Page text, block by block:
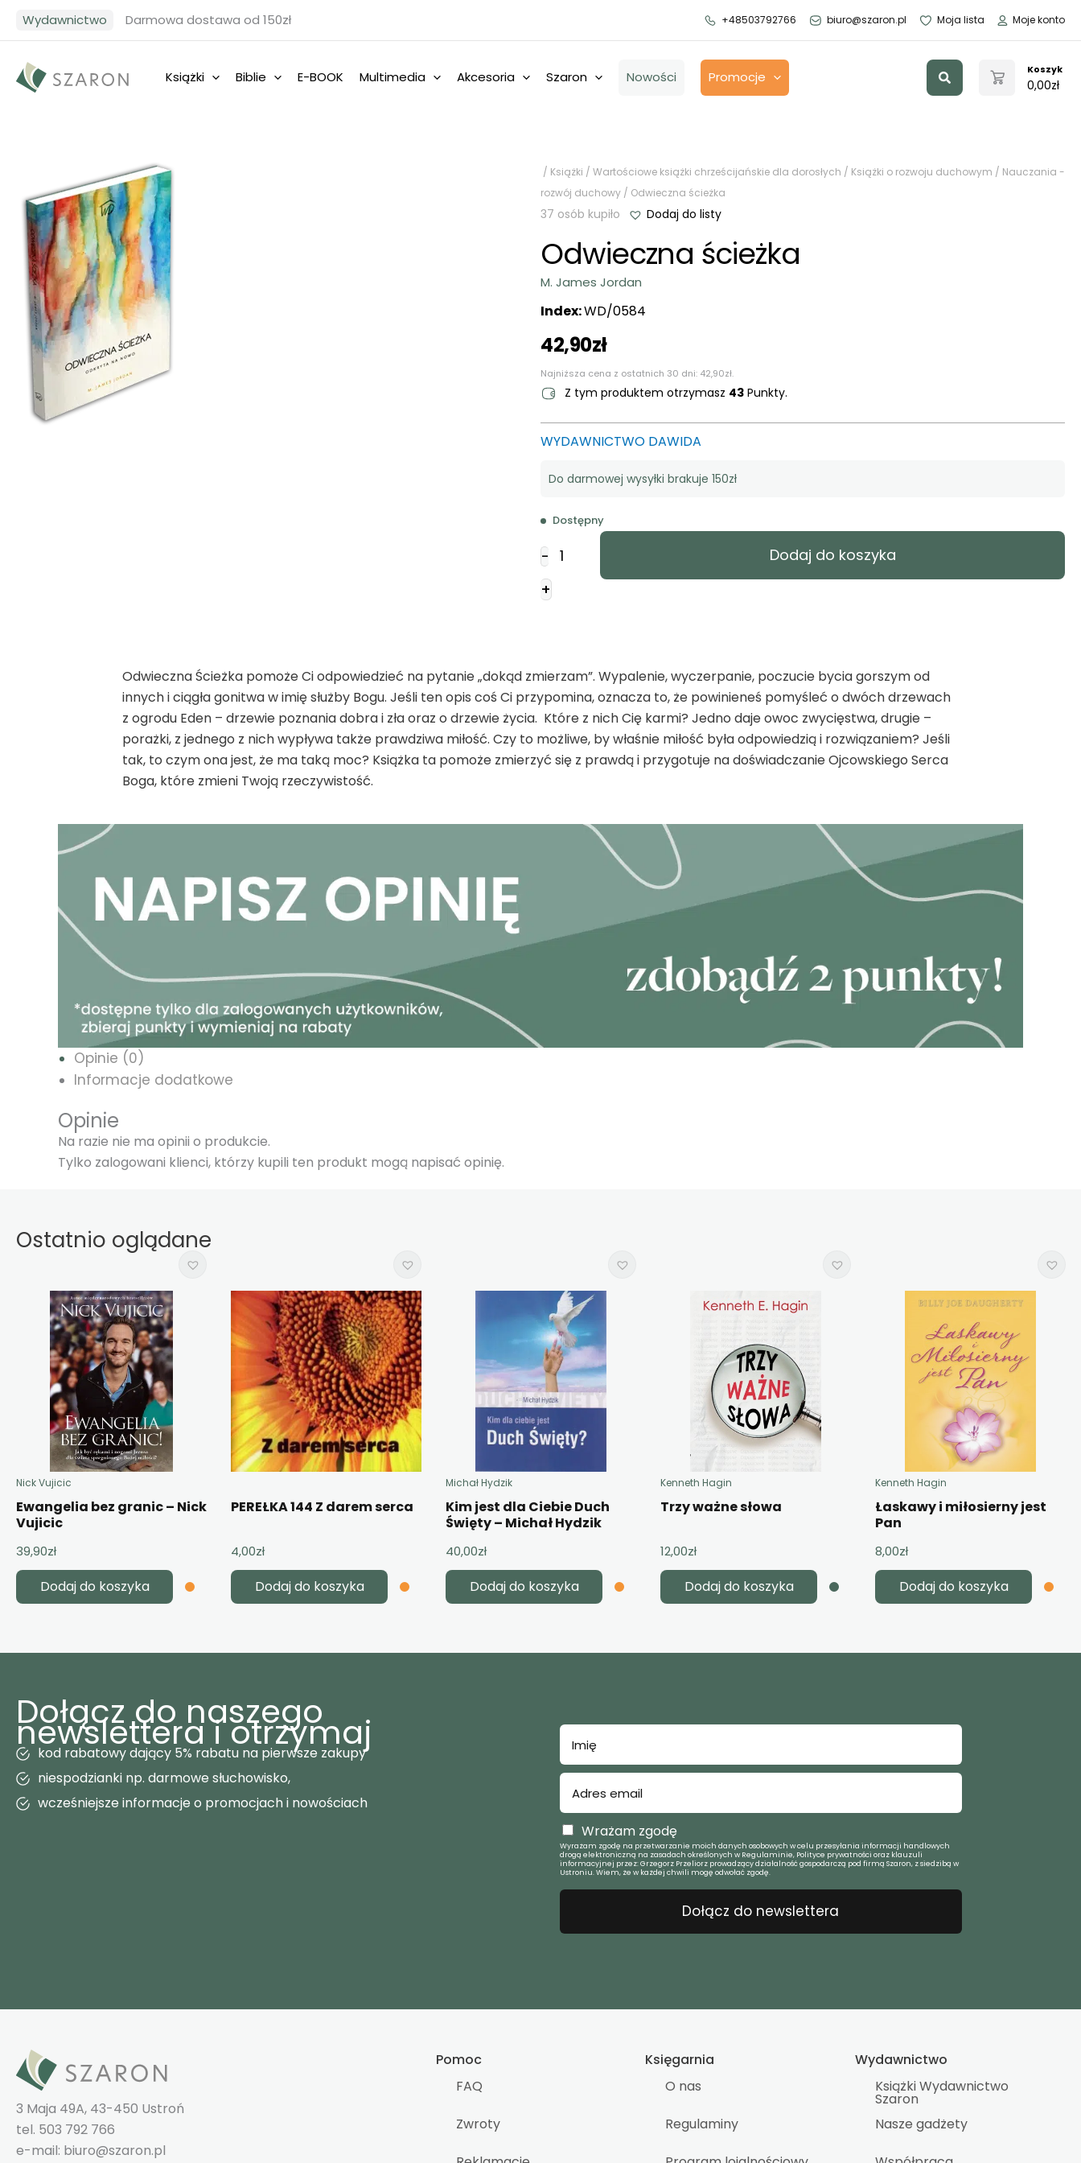
Wydawnictwo Darmowa dostawa od 150zł +48503792766 biuro@szaron.pl Moja lista Moje konto
Książki Biblie E-BOOK Multimedia Akcesoria Szaron Nowości Promocje Szukaj Koszyk
0,00zł
/ Książki / Wartościowe książki chrześcijańskie dla dorosłych / Książki o rozwoju duchowym / Nauczania -
rozwój duchowy / Odwieczna ścieżka
37 osób kupiło Dodaj do listy
Odwieczna ścieżka
M. James Jordan
Index:WD/0584
42,90zł
Najniższa cena z ostatnich 30 dni: 42,90zł.
Z tym produktem otrzymasz 43 Punkty.
WYDAWNICTWO DAWIDA
Do darmowej wysyłki brakuje 150zł
Dostępny
- Odwieczna
ścieżka
+
Dodaj do koszyka
Odwieczna Ścieżka pomoże Ci odpowiedzieć na pytanie „dokąd zmierzam”. Wypalenie, wyczerpanie, poczucie bycia gorszym od
innych i ciągła gonitwa w imię służby Bogu. Jeśli ten opis coś Ci przypomina, oznacza to, że powinieneś pomyśleć o dwóch drzewach
z ogrodu Eden – drzewie poznania dobra i zła oraz o drzewie życia. Które z nich Cię karmi? Jedno daje owoc zwycięstwa, drugie –
porażki, z jednego z nich wypływa także prawdziwa miłość. Czy to możliwe, by właśnie miłość była odpowiedzią i rozwiązaniem? Jeśli
tak, to czym ona jest, że ma taką moc? Książka ta pomoże zmierzyć się z prawdą i przygotuje na doświadczanie Ojcowskiego Serca
Boga, które zmieni Twoją rzeczywistość.
Opinie (0)
Informacje dodatkowe
Opinie
Na razie nie ma opinii o produkcie.
Tylko zalogowani klienci, którzy kupili ten produkt mogą napisać opinię.
Ostatnio oglądane
Nick Vujicic
Ewangelia bez granic – Nick
Vujicic
39,90zł
Dodaj do koszyka
PEREŁKA 144 Z darem serca
4,00zł
Dodaj do koszyka
Michał Hydzik
Kim jest dla Ciebie Duch
Święty – Michał Hydzik
40,00zł
Dodaj do koszyka
Kenneth Hagin
Trzy ważne słowa
12,00zł
Dodaj do koszyka
Kenneth Hagin
Łaskawy i miłosierny jest
Pan
8,00zł
Dodaj do koszyka
Dołącz do naszego
newslettera i otrzymaj
kod rabatowy dający 5% rabatu na pierwsze zakupy
niespodzianki np. darmowe słuchowisko,
wcześniejsze informacje o promocjach i nowościach
Wrażam zgodę
Wyrażam zgodę na przetwarzanie moich danych osobowych w celu przesyłania informacji handlowych
drogą elektroniczną na zasadach określonych w Regulaminie, Polityce prywatności oraz klauzuli
informacyjnej przez: Grzegorz Przeliorz prowadzący działalność gospodarczą pod firmą Szaron, z siedzibą w
Ustroniu. Wiem, że w każdej chwili mogę odwołać zgodę.
Dołącz do newslettera
3 Maja 49A, 43-450 Ustroń
tel. 503 792 766
e-mail: biuro@szaron.pl
Pomoc
FAQ
Zwroty
Księgarnia
O nas
Regulaminy
Wydawnictwo
Książki Wydawnictwo
Szaron
Nasze gadżety